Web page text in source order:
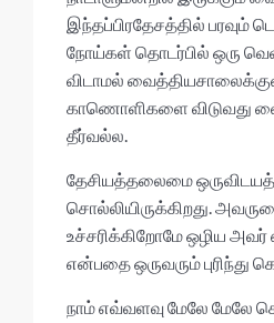
p
k
இந்தப்பிரதேசத்தில் பரவும்
நோய்கள் தொடர்பில் ஒரு
விடாமல்
காணொளிகளை விடுவது
தீர்வல்ல.
தேசியத்தலைமை
சொல்லியிருக்கிறது.
உச்சரிக்கிறோமே ஒழிய
என்பதை ஒருவரும்
நாம் எவ்வளவு மேலே மேலே